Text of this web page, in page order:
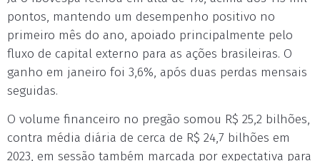
pontos, mantendo um desempenho positivo no
primeiro mês do ano, apoiado principalmente pelo
fluxo de capital externo para as ações brasileiras. O
ganho em janeiro foi 3,6%, após duas perdas mensais
seguidas.
O volume financeiro no pregão somou R$ 25,2 bilhões,
contra média diária de cerca de R$ 24,7 bilhões em
2023, em sessão também marcada por expectativa para